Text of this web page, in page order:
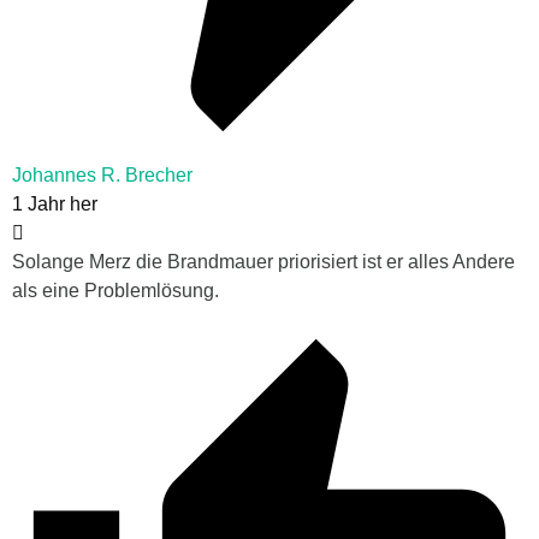
Johannes R. Brecher
1 Jahr her
Solange Merz die Brandmauer priorisiert ist er alles Andere
als eine Problemlösung.